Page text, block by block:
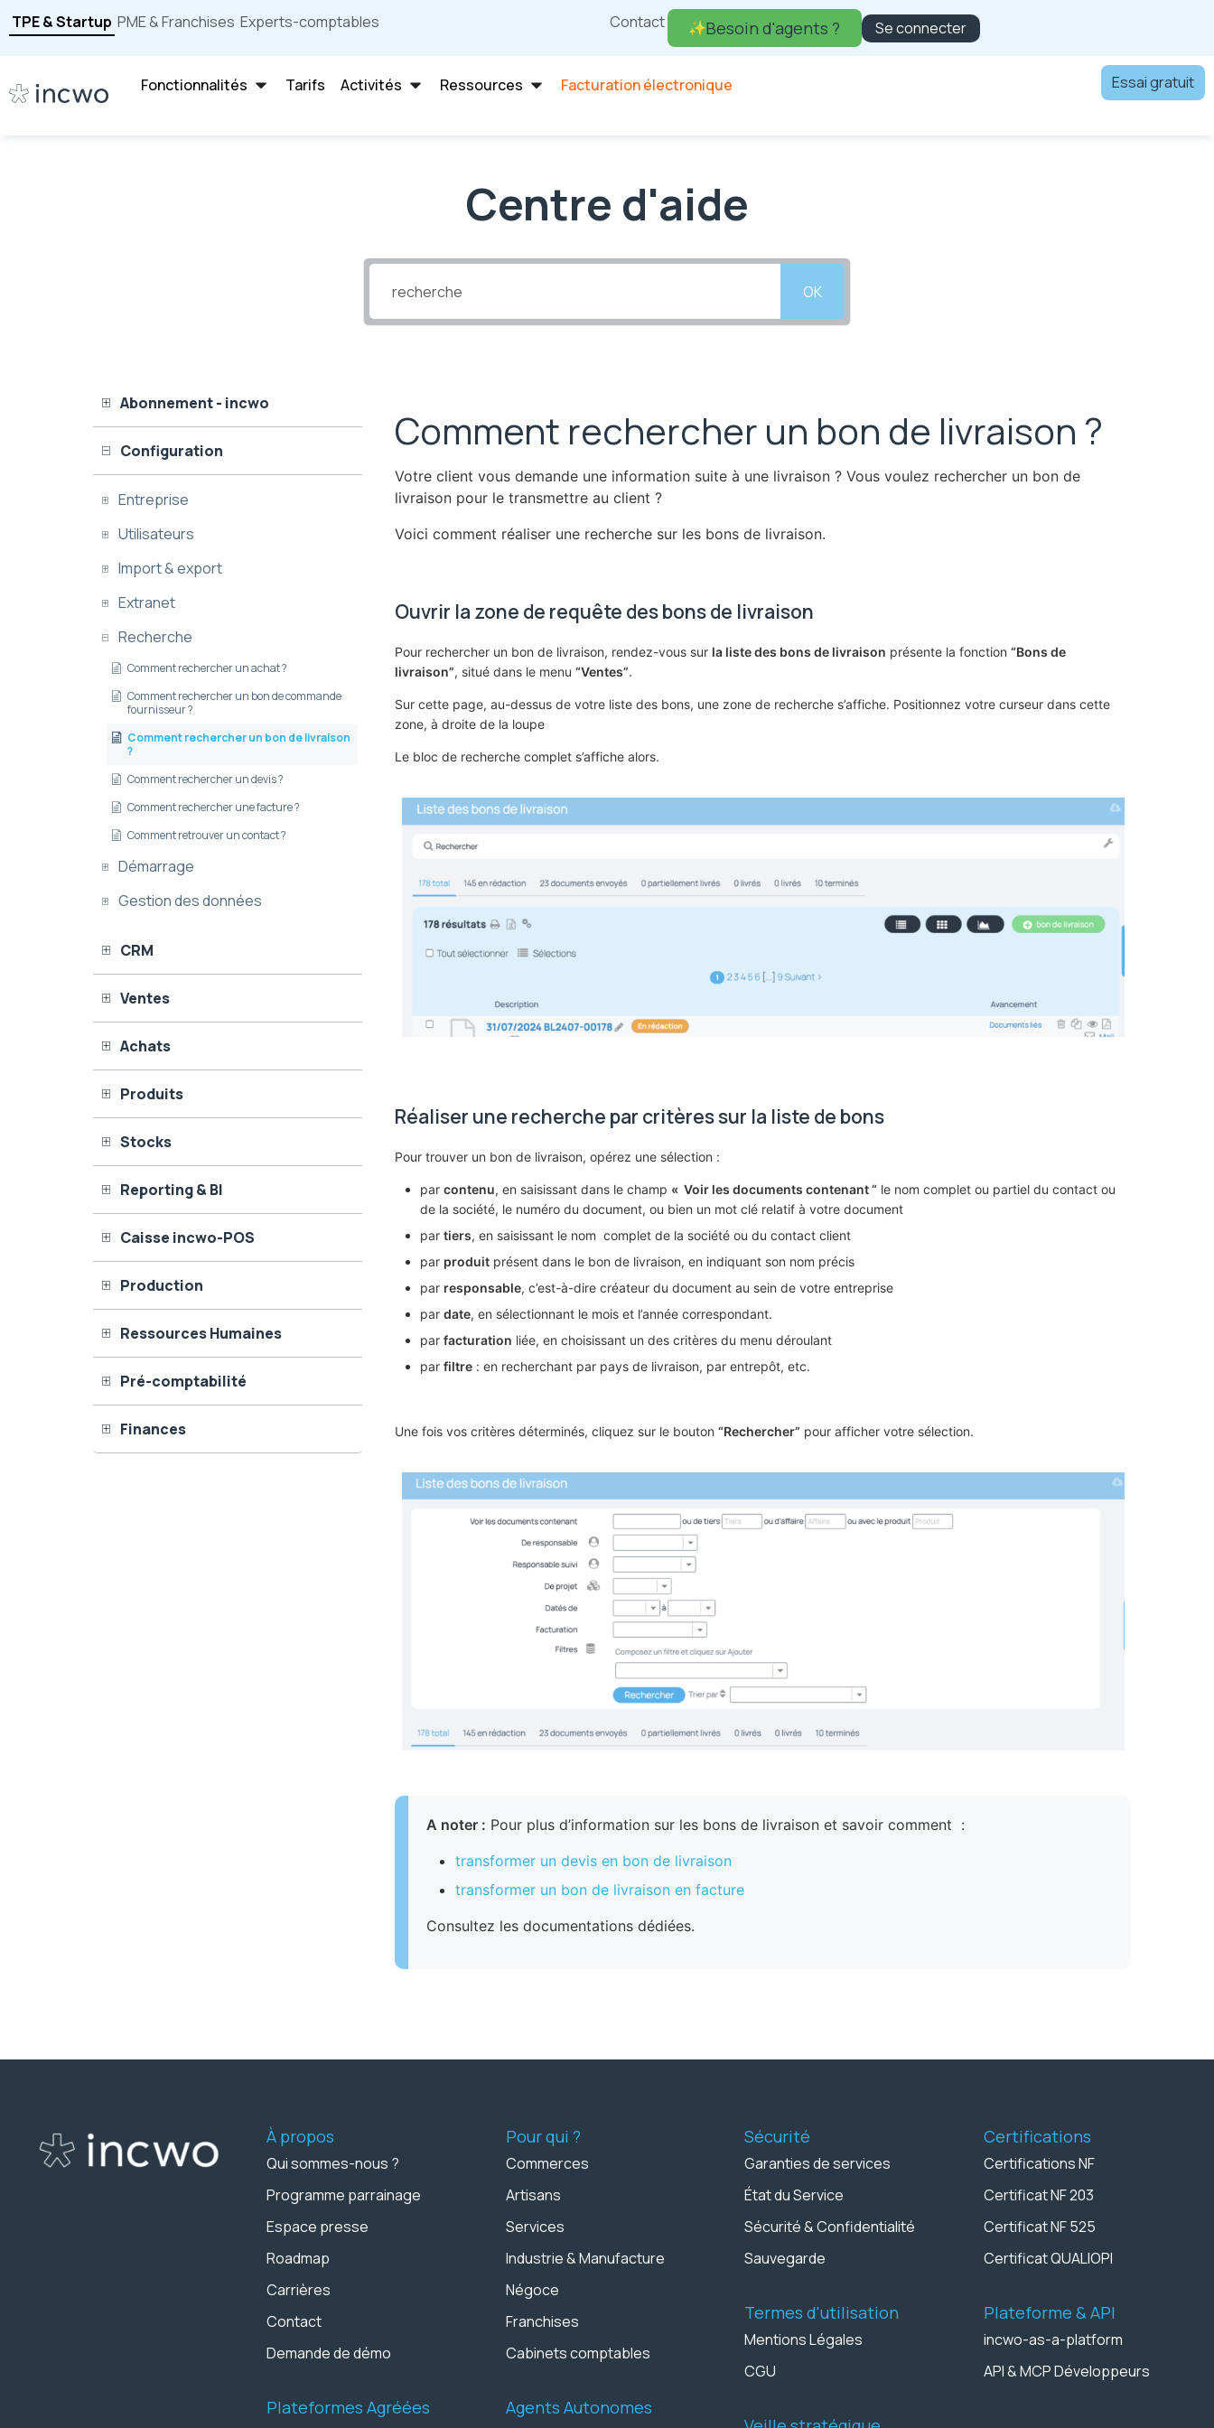
TPE & Startup PME & Franchises Experts-comptables Contact Se connecter
Besoin d'agents ?
Fonctionnalités Tarifs Activités Ressources Facturation électronique Essai gratuit
Centre d'aide
OK
Abonnement - incwo
Configuration
Entreprise
Utilisateurs
Import & export
Extranet
Recherche
Comment rechercher un achat ?
Comment rechercher un bon de commande
fournisseur ?
Comment rechercher un bon de livraison
?
Comment rechercher un devis ?
Comment rechercher une facture ?
Comment retrouver un contact ?
Démarrage
Gestion des données
CRM
Ventes
Achats
Produits
Stocks
Reporting & BI
Caisse incwo-POS
Production
Ressources Humaines
Pré-comptabilité
Finances
Comment rechercher un bon de livraison ?
Votre client vous demande une information suite à une livraison ? Vous voulez rechercher un bon de
livraison pour le transmettre au client ?
Voici comment réaliser une recherche sur les bons de livraison.
Ouvrir la zone de requête des bons de livraison
Pour rechercher un bon de livraison, rendez-vous sur la liste des bons de livraison présente la fonction “Bons de
livraison”, situé dans le menu “Ventes”.
Sur cette page, au-dessus de votre liste des bons, une zone de recherche s’affiche. Positionnez votre curseur dans cette
zone, à droite de la loupe
Le bloc de recherche complet s’affiche alors.
Réaliser une recherche par critères sur la liste de bons
Pour trouver un bon de livraison, opérez une sélection :
par contenu, en saisissant dans le champ « Voir les documents contenant “ le nom complet ou partiel du contact ou
de la société, le numéro du document, ou bien un mot clé relatif à votre document
par tiers, en saisissant le nom complet de la société ou du contact client
par produit présent dans le bon de livraison, en indiquant son nom précis
par responsable, c’est-à-dire créateur du document au sein de votre entreprise
par date, en sélectionnant le mois et l’année correspondant.
par facturation liée, en choisissant un des critères du menu déroulant
par filtre : en recherchant par pays de livraison, par entrepôt, etc.
Une fois vos critères déterminés, cliquez sur le bouton “Rechercher” pour afficher votre sélection.
A noter : Pour plus d’information sur les bons de livraison et savoir comment :
transformer un devis en bon de livraison
transformer un bon de livraison en facture
Consultez les documentations dédiées.
À propos
Qui sommes-nous ?
Programme parrainage
Espace presse
Roadmap
Carrières
Contact
Demande de démo
Plateformes Agréées
Pour qui ?
Commerces
Artisans
Services
Industrie & Manufacture
Négoce
Franchises
Cabinets comptables
Agents Autonomes
Sécurité
Garanties de services
État du Service
Sécurité & Confidentialité
Sauvegarde
Termes d'utilisation
Mentions Légales
CGU
Certifications
Certifications NF
Certificat NF 203
Certificat NF 525
Certificat QUALIOPI
Plateforme & API
incwo-as-a-platform
API & MCP Développeurs